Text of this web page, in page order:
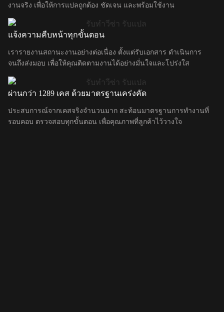
งานจริง เพื่อให้การแปลถูกต้อง ชัดเจน และพร้อมใช้งาน
แจ้งความคืบหน้าทุกขั้นตอน
เรารายงานสถานะงานอย่างต่อเนื่อง ตั้งแต่รับเอกสาร ดำเนินการ
จนถึงส่งมอบ เพื่อให้คุณติดตามงานได้อย่างมั่นใจและโปร่งใส
ผ่านกว่า 1289 เคส ด้วยมาตรฐานเคร่งคัด
ประสบการณ์จากเคสจริงจำนวนมาก สะท้อนมาตรฐานการทำงานที่
รอบคอบ ตรวจสอบทุกขั้นตอน เพื่อคุณภาพที่ลูกค้าไว้วางใจ